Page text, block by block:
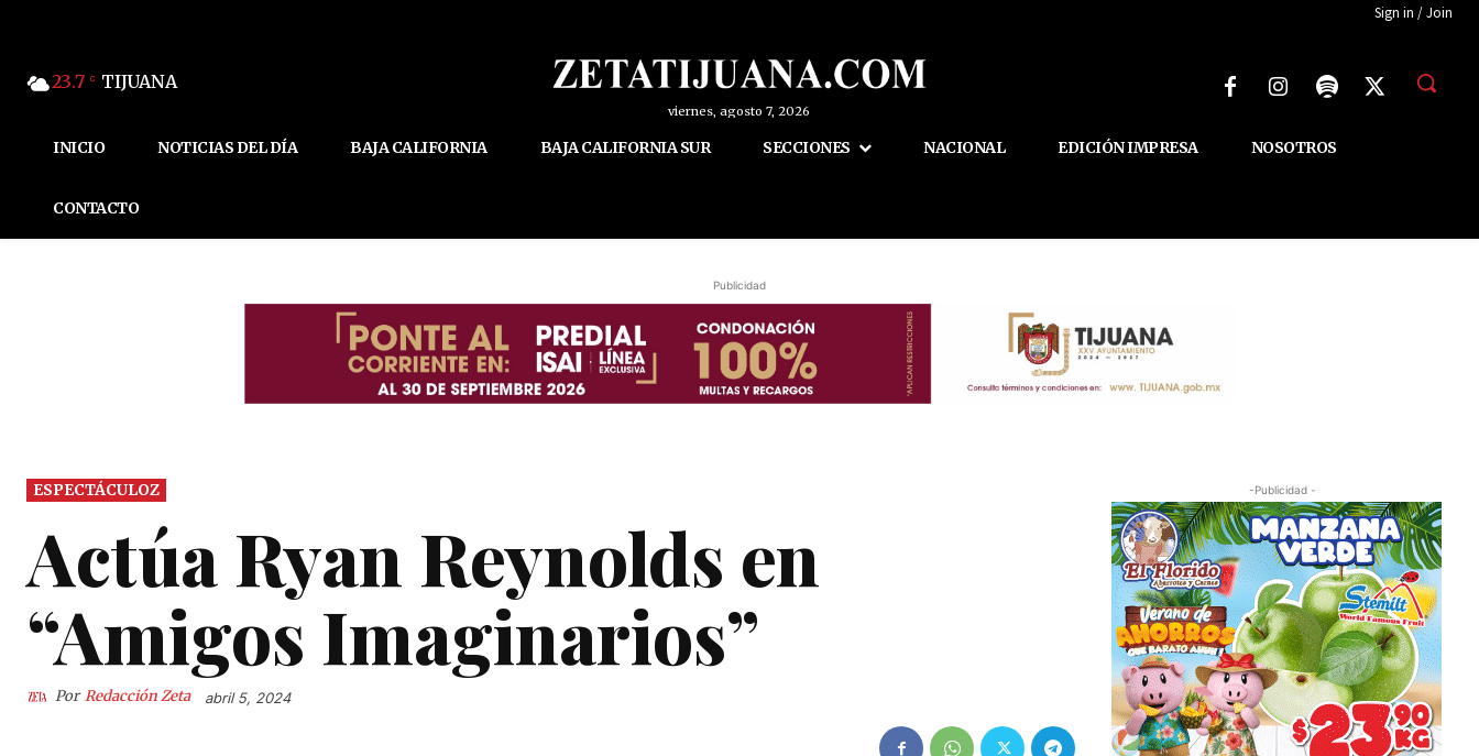
Sign in / Join
23.7 C TIJUANA
viernes, agosto 7, 2026
INICIO NOTICIAS DEL DÍA BAJA CALIFORNIA BAJA CALIFORNIA SUR SECCIONES NACIONAL EDICIÓN IMPRESA NOSOTROS
CONTACTO
Publicidad
ESPECTÁCULOZ
Actúa Ryan Reynolds en
“Amigos Imaginarios”
Por Redacción Zeta abril 5, 2024
-Publicidad -